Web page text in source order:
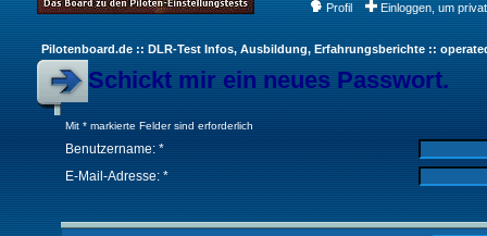
Profil
Einloggen, um
Pilotenboard.de :: DLR-Test Infos, Ausbildung, Erfahrungsberichte ::
Schickt mir ein neues Passwort.
Mit * markierte Felder sind erforderlich
Benutzername: *
E-Mail-Adresse: *